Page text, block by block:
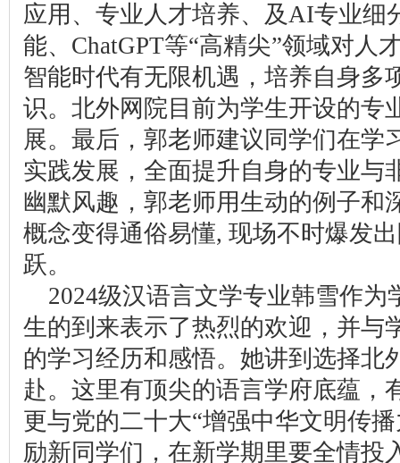
应用、专业人才培养、及AI专业细
能、ChatGPT等“高精尖”领域对人
智能时代有无限机遇，培养自身多
识。北外网院目前为学生开设的专
展。最后，郭老师建议同学们在学
实践发展，全面提升自身的专业与
幽默风趣，郭老师用生动的例子和
概念变得通俗易懂, 现场不时爆发
跃。
2024级汉语言文学专业韩雪作为
生的到来表示了热烈的欢迎，并与
的学习经历和感悟。她讲到选择北
赴。这里有顶尖的语言学府底蕴，
更与党的二十大“增强中华文明传
励新同学们，在新学期里要全情投